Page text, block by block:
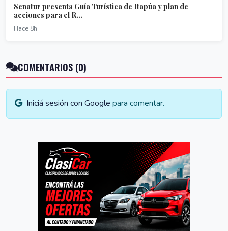
Senatur presenta Guía Turística de Itapúa y plan de
acciones para el R...
Hace 8h
COMENTARIOS (0)
Iniciá sesión con Google para comentar.